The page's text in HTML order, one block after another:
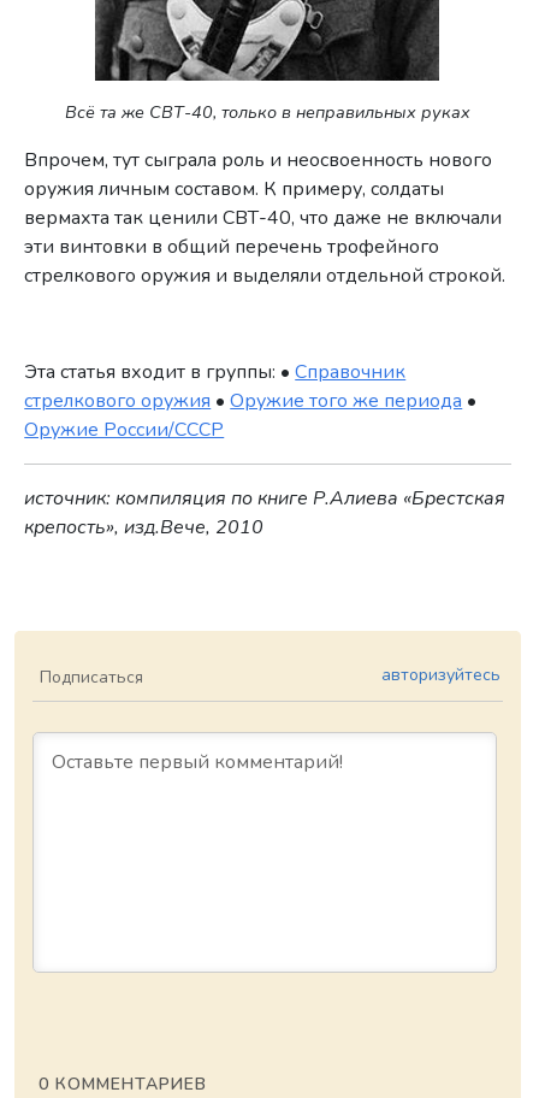
Всё та же СВТ-40, только в неправильных руках
Впрочем, тут сыграла роль и неосвоенность нового
оружия личным составом. К примеру, солдаты
вермахта так ценили СВТ-40, что даже не включали
эти винтовки в общий перечень трофейного
стрелкового оружия и выделяли отдельной строкой.
Эта статья входит в группы: •Справочник
стрелкового оружия •Оружие того же периода •
Оружие России/СССР
источник: компиляция по книге Р.Алиева «Брестская
крепость», изд.Вече, 2010
Подписаться авторизуйтесь
0 КОММЕНТАРИЕВ